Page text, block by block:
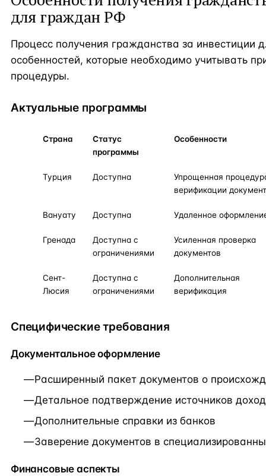
для граждан РФ
Процесс получения гражданства за инвестиции
особенностей, которые необходимо учитывать
процедуры.
Актуальные программы
Страна
Статус
программы
Особенности
Турция Доступна
Упрощенная
верификации
Вануату Доступна Удаленное
Гренада
Доступна с
ограничениями
Усиленная проверка
документов
Сент-
Люсия
Доступна с
ограничениями
Дополнительная
верификация
Специфические требования
Документальное оформление
Расширенный пакет документов о
Детальное подтверждение источников
Дополнительные справки из банков
Заверение документов в
Финансовые аспекты